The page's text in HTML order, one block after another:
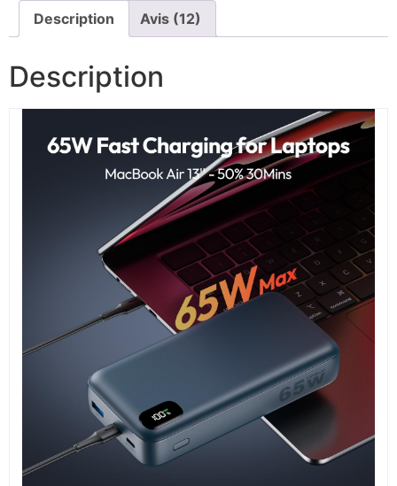
Description Avis (12)
Description